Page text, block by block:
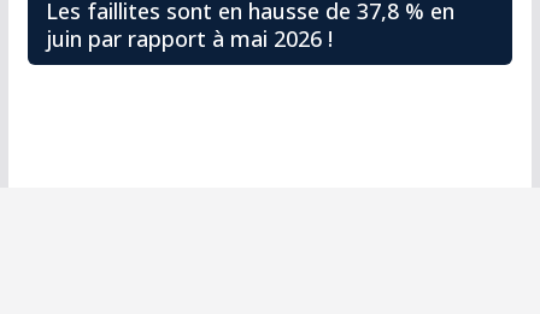
Les faillites sont en hausse de 37,8 % en
juin par rapport à mai 2026 !